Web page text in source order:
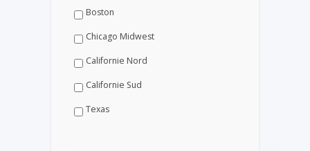
Boston
Chicago Midwest
Californie Nord
Californie Sud
Texas